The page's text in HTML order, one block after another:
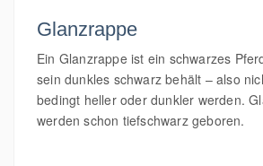
Glanzrappe
Ein Glanzrappe ist ein schwarzes
sein dunkles schwarz behält – also
bedingt heller oder dunkler werden.
werden schon tiefschwarz geboren.